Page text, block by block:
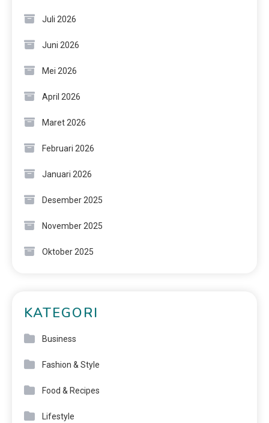
Juli 2026
Juni 2026
Mei 2026
April 2026
Maret 2026
Februari 2026
Januari 2026
Desember 2025
November 2025
Oktober 2025
KATEGORI
Business
Fashion & Style
Food & Recipes
Lifestyle